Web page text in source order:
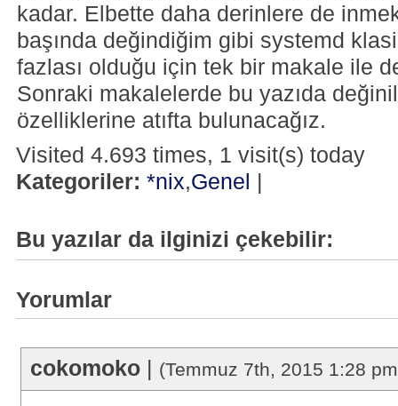
kadar. Elbette daha derinlere de
başında değindiğim gibi systemd
fazlası olduğu için tek bir makale ile
Sonraki makalelerde bu yazıda
özelliklerine atıfta bulunacağız.
Visited 4.693 times, 1 visit(s) today
Kategoriler: *nix,Genel
Bu yazılar da ilginizi çekebilir:
Yorumlar
cokomoko (Temmuz 7th, 2015 1:28